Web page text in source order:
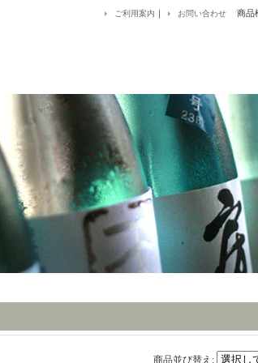
ご利用案内 ｜ お問い合わせ 商品
商品並び替え :